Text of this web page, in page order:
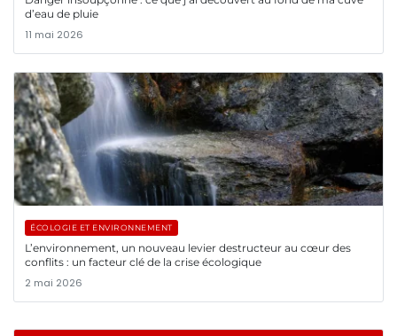
d’eau de pluie
11 mai 2026
ÉCOLOGIE ET ENVIRONNEMENT
L’environnement, un nouveau levier destructeur au cœur des
conflits : un facteur clé de la crise écologique
2 mai 2026